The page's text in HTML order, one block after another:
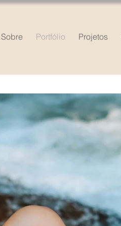
Sobre Portfólio Projetos